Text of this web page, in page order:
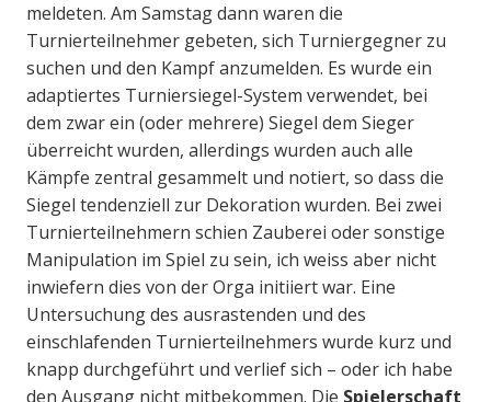
meldeten. Am Samstag dann waren die
Turnierteilnehmer gebeten, sich Turniergegner zu
suchen und den Kampf anzumelden. Es wurde ein
adaptiertes Turniersiegel-System verwendet, bei
dem zwar ein (oder mehrere) Siegel dem Sieger
überreicht wurden, allerdings wurden auch alle
Kämpfe zentral gesammelt und notiert, so dass die
Siegel tendenziell zur Dekoration wurden. Bei zwei
Turnierteilnehmern schien Zauberei oder sonstige
Manipulation im Spiel zu sein, ich weiss aber nicht
inwiefern dies von der Orga initiiert war. Eine
Untersuchung des ausrastenden und des
einschlafenden Turnierteilnehmers wurde kurz und
knapp durchgeführt und verlief sich – oder ich habe
den Ausgang nicht mitbekommen. Die Spielerschaft